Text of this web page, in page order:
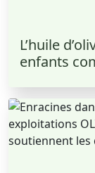
L’huile
enfants